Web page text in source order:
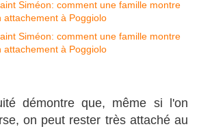
démontre que, même si l'on
on peut rester très attaché au